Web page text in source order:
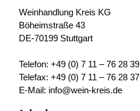
Weinhandlung Kreis KG
Böheimstraße 43
DE-70199 Stuttgart
Telefon: +49 (0) 7 11 – 76 28 39
Telefax: +49 (0) 7 11 – 76 28 37
E-Mail: info@wein-kreis.de